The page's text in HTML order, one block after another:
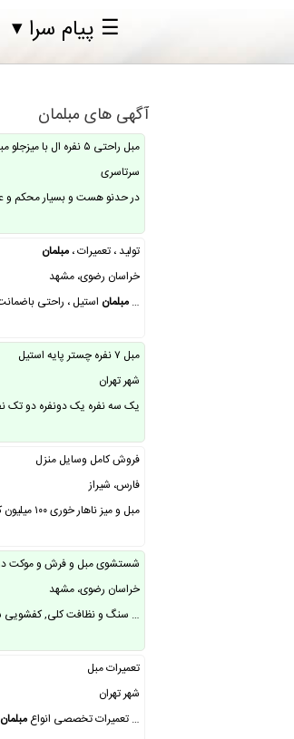
☰ پیام سرا ▾
آگهی های مبلمان
مبل راحتی ۵ نفره ال با میزجلو مبلی
سرتاسری
در حدنو هست و بسیار محکم و عمری
تولید ، تعمیرات ، مبلمان
خراسان رضوی، مشهد
… مبلمان استیل ، راحتی
مبل ۷ نفره چستر پایه استیل
شهر تهران
یک سه نفره یک دونفره دو تک
فروش کامل وسایل منزل
فارس، شیراز
مبل و میز ناهار خوری ۱۰۰ میلیون کاملا در حد نو اینه و کنسول کاملا سالم در حد نو ۸ میلیون تومان بوفه ظروف ۶ میلیون فرش شش متری سه عدد ۹ سرویس خواب تازه تعمیر شده ۱۸ کلیه…
شستشوی مبل و فرش و موکت
خراسان رضوی، مشهد
… سنگ و نظافت کلی, کفشویی
تعمیرات مبل
شهر تهران
… ‎تعمیرات تخصصی انواع
مبلمان